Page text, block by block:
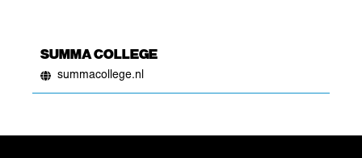
SUMMA COLLEGE
summacollege.nl